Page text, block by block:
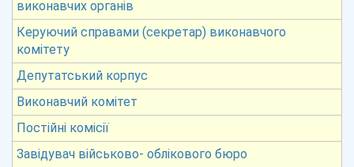
виконавчих органів
Керуючий справами (секретар) виконавчого
комітету
Депутатський корпус
Виконавчий комітет
Постійні комісії
Завідувач військово- облікового бюро